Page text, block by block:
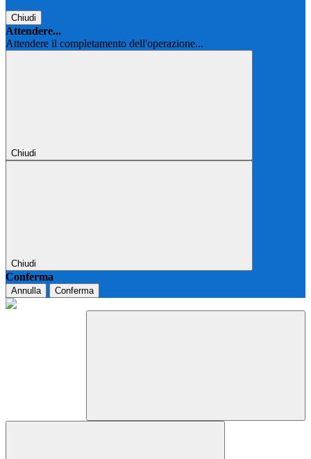
Chiudi
Attendere...
Attendere il completamento dell'operazione...
Chiudi
Chiudi
Conferma
Annulla Conferma